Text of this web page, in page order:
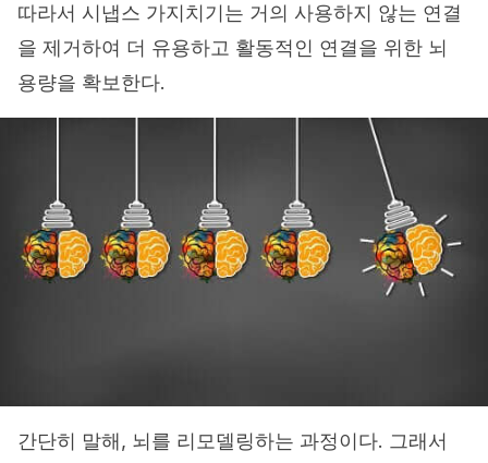
따라서 시냅스 가지치기는 거의 사용하지 않는 연결
을 제거하여 더 유용하고 활동적인 연결을 위한 뇌
용량을 확보한다.
간단히 말해, 뇌를 리모델링하는 과정이다. 그래서